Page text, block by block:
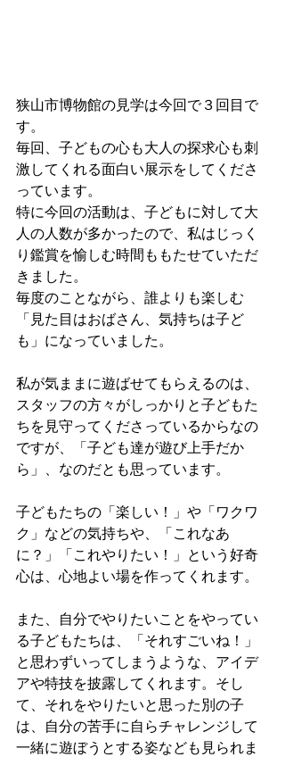
狭山市博物館の見学は今回で３回目で
す。
毎回、子どもの心も大人の探求心も刺
激してくれる面白い展示をしてくださ
っています。
特に今回の活動は、子どもに対して大
人の人数が多かったので、私はじっく
り鑑賞を愉しむ時間ももたせていただ
きました。
毎度のことながら、誰よりも楽しむ
「見た目はおばさん、気持ちは子ど
も」になっていました。
私が気ままに遊ばせてもらえるのは、
スタッフの方々がしっかりと子どもた
ちを見守ってくださっているからなの
ですが、「子ども達が遊び上手だか
ら」、なのだとも思っています。
子どもたちの「楽しい！」や「ワクワ
ク」などの気持ちや、「これなあ
に？」「これやりたい！」という好奇
心は、心地よい場を作ってくれます。
また、自分でやりたいことをやってい
る子どもたちは、「それすごいね！」
と思わずいってしまうような、アイデ
アや特技を披露してくれます。そし
て、それをやりたいと思った別の子
は、自分の苦手に自らチャレンジして
一緒に遊ぼうとする姿なども見られま